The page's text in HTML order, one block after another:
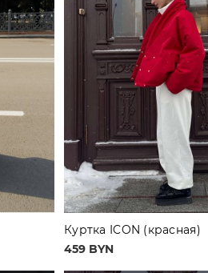
Куртка ICON (красная)
459 BYN